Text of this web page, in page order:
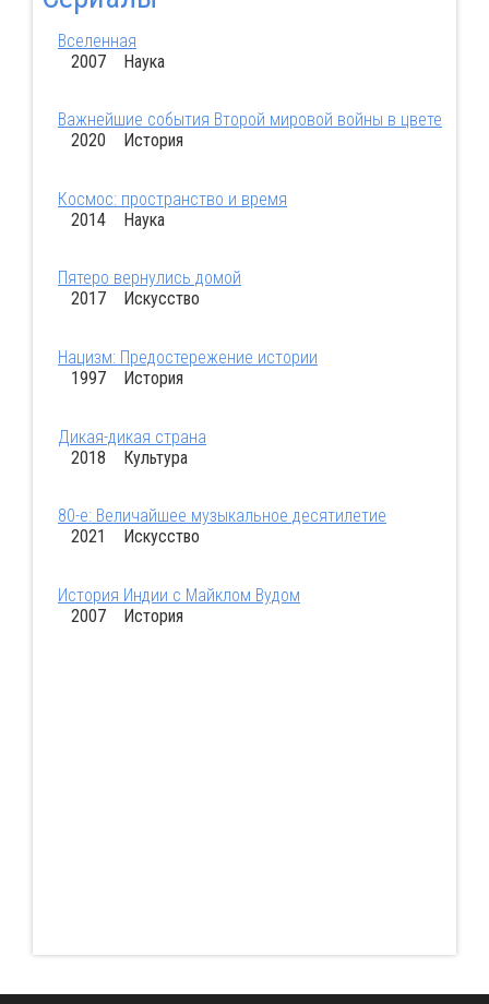
Вселенная
2007 Наука
Важнейшие события Второй мировой войны в цвете
2020 История
Космос: пространство и время
2014 Наука
Пятеро вернулись домой
2017 Искусство
Нацизм: Предостережение истории
1997 История
Дикая-дикая страна
2018 Культура
80-е: Величайшее музыкальное десятилетие
2021 Искусство
История Индии с Майклом Вудом
2007 История